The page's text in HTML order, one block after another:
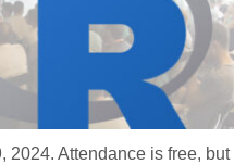
Attendance is free,